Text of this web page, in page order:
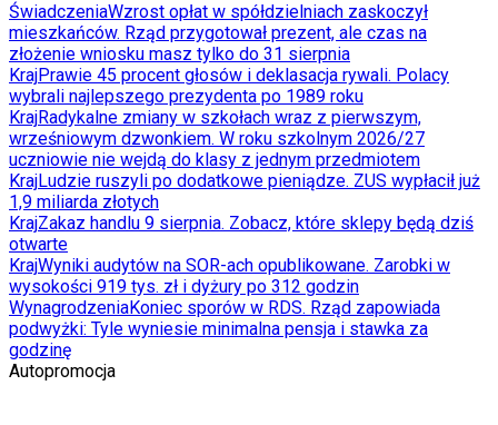
ŚwiadczeniaWzrost opłat w spółdzielniach zaskoczył
mieszkańców. Rząd przygotował prezent, ale czas na
złożenie wniosku masz tylko do 31 sierpnia
KrajPrawie 45 procent głosów i deklasacja rywali. Polacy
wybrali najlepszego prezydenta po 1989 roku
KrajRadykalne zmiany w szkołach wraz z pierwszym,
wrześniowym dzwonkiem. W roku szkolnym 2026/27
uczniowie nie wejdą do klasy z jednym przedmiotem
KrajLudzie ruszyli po dodatkowe pieniądze. ZUS wypłacił już
1,9 miliarda złotych
KrajZakaz handlu 9 sierpnia. Zobacz, które sklepy będą dziś
otwarte
KrajWyniki audytów na SOR-ach opublikowane. Zarobki w
wysokości 919 tys. zł i dyżury po 312 godzin
WynagrodzeniaKoniec sporów w RDS. Rząd zapowiada
podwyżki: Tyle wyniesie minimalna pensja i stawka za
godzinę
Autopromocja